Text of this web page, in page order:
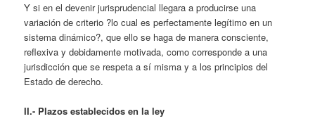
Y si en el devenir jurisprudencial llegara a producirse una
variación de criterio ?lo cual es perfectamente legítimo en un
sistema dinámico?, que ello se haga de manera consciente,
reflexiva y debidamente motivada, como corresponde a una
jurisdicción que se respeta a sí misma y a los principios del
Estado de derecho.
II.- Plazos establecidos en la ley